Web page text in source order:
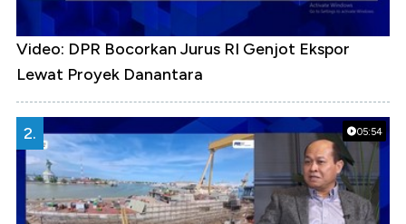
Video: DPR Bocorkan Jurus RI Genjot Ekspor
Lewat Proyek Danantara
05:54
2.